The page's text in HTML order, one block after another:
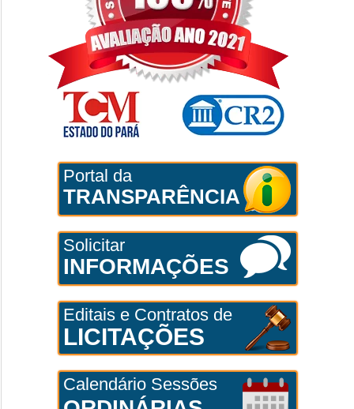
Portal da
TRANSPARÊNCIA
Solicitar
INFORMAÇÕES
Editais e Contratos de
LICITAÇÕES
Calendário Sessões